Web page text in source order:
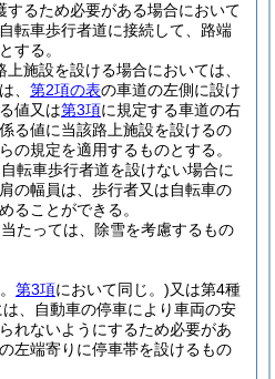
するため必要がある場合において
転車歩行者道に接続して、路端
する。
施設を設ける場合においては、
、 第2項の表の車道の左側に設け
値又は第3項に規定する車道の右
る値に当該路上施設を設けるの
の規定を適用するものとする。
転車歩行者道を設けない場合に
の幅員は、歩行者又は自転車の
ることができる。
たっては、除雪を考慮するもの
第3項において同じ。)又は第4種
、自動車の停車により車両の安
れないようにするため必要があ
左端寄りに停車帯を設けるもの